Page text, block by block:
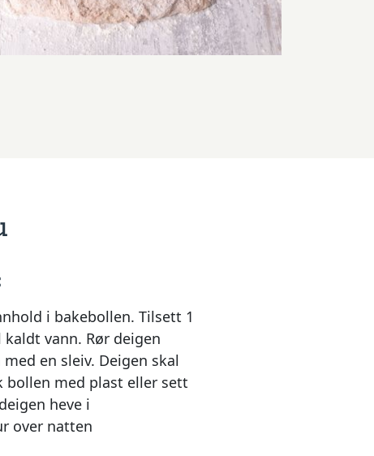
i bakebollen. Tilsett 1
vann. Rør deigen
en sleiv. Deigen skal
bollen med plast eller sett
heve i
over natten